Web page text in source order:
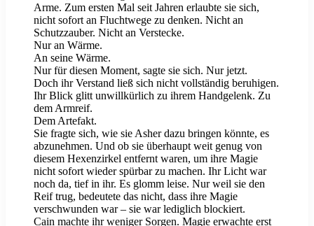
Arme. Zum ersten Mal seit Jahren erlaubte sie sich,
nicht sofort an Fluchtwege zu denken. Nicht an
Schutzzauber. Nicht an Verstecke.
Nur an Wärme.
An seine Wärme.
Nur für diesen Moment, sagte sie sich. Nur jetzt.
Doch ihr Verstand ließ sich nicht vollständig beruhigen.
Ihr Blick glitt unwillkürlich zu ihrem Handgelenk. Zu
dem Armreif.
Dem Artefakt.
Sie fragte sich, wie sie Asher dazu bringen könnte, es
abzunehmen. Und ob sie überhaupt weit genug von
diesem Hexenzirkel entfernt waren, um ihre Magie
nicht sofort wieder spürbar zu machen. Ihr Licht war
noch da, tief in ihr. Es glomm leise. Nur weil sie den
Reif trug, bedeutete das nicht, dass ihre Magie
verschwunden war – sie war lediglich blockiert.
Cain machte ihr weniger Sorgen. Magie erwachte erst